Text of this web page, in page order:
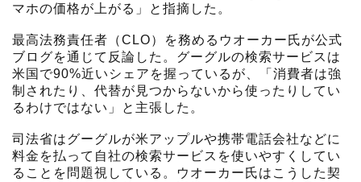
マホの価格が上がる」と指摘した。
最高法務責任者（CLO）を務めるウオーカー氏が公式
ブログを通じて反論した。グーグルの検索サービスは
米国で90%近いシェアを握っているが、「消費者は強
制されたり、代替が見つからないから使ったりしてい
るわけではない」と主張した。
司法省はグーグルが米アップルや携帯電話会社などに
料金を払って自社の検索サービスを使いやすくしてい
ることを問題視している。ウオーカー氏はこうした契